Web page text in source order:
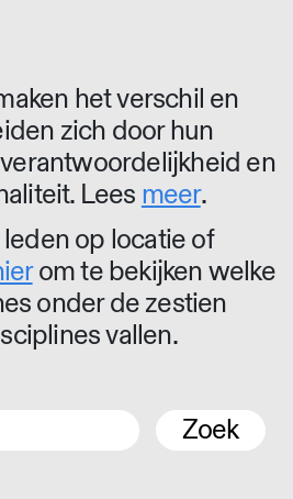
het verschil en
zich door hun
en
Lees meer.
op locatie of
om te bekijken welke
onder de zestien
vallen.
Zoek